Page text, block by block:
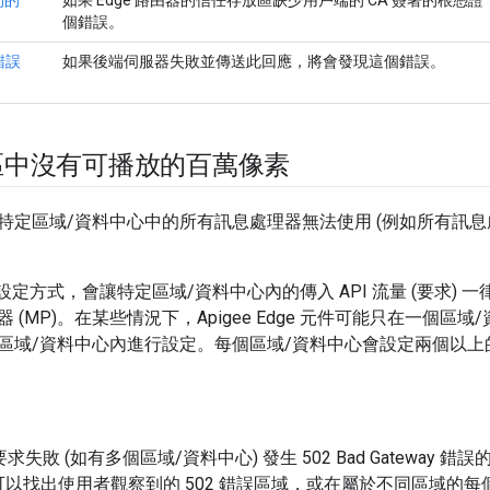
個錯誤。
誤 如果後端伺服器失敗並傳送此回應，將會發現這個錯誤。
沒有可播放的百萬像素
定區域/資料中心中的所有訊息處理器無法使用 (例如所有訊
定方式，會讓特定區域/資料中心內的傳入 API 流量 (要求)
(MP)。在某些情況下，Apigee Edge 元件可能只在一個區域
域/資料中心內進行設定。每個區域/資料中心會設定兩個以
求失敗 (如有多個區域/資料中心) 發生 502 Bad Gateway 錯誤
以找出使用者觀察到的 502 錯誤區域，或在屬於不同區域的每